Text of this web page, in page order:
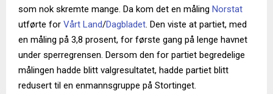
som nok skremte mange. Da kom det en måling Norstat
utførte for Vårt Land/Dagbladet . Den viste at partiet, med
en måling på 3,8 prosent, for første gang på lenge havnet
under sperregrensen. Dersom den for partiet begredelige
målingen hadde blitt valgresultatet, hadde partiet blitt
redusert til en enmannsgruppe på Stortinget.